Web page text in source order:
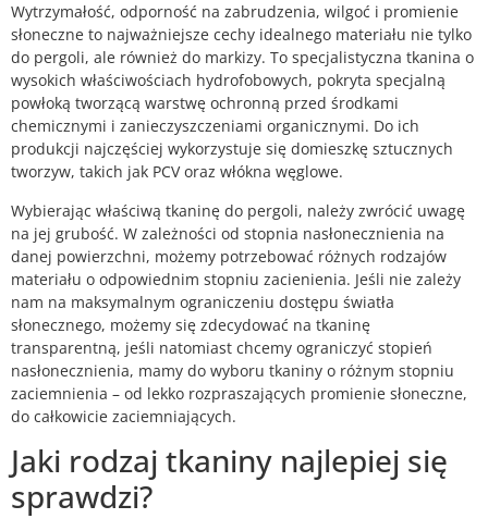
Wytrzymałość, odporność na zabrudzenia, wilgoć i promienie
słoneczne to najważniejsze cechy idealnego materiału nie tylko
do pergoli, ale również do markizy. To specjalistyczna tkanina o
wysokich właściwościach hydrofobowych, pokryta specjalną
powłoką tworzącą warstwę ochronną przed środkami
chemicznymi i zanieczyszczeniami organicznymi. Do ich
produkcji najczęściej wykorzystuje się domieszkę sztucznych
tworzyw, takich jak PCV oraz włókna węglowe.
Wybierając właściwą tkaninę do pergoli, należy zwrócić uwagę
na jej grubość. W zależności od stopnia nasłonecznienia na
danej powierzchni, możemy potrzebować różnych rodzajów
materiału o odpowiednim stopniu zacienienia. Jeśli nie zależy
nam na maksymalnym ograniczeniu dostępu światła
słonecznego, możemy się zdecydować na tkaninę
transparentną, jeśli natomiast chcemy ograniczyć stopień
nasłonecznienia, mamy do wyboru tkaniny o różnym stopniu
zaciemnienia – od lekko rozpraszających promienie słoneczne,
do całkowicie zaciemniających.
Jaki rodzaj tkaniny najlepiej się
sprawdzi?